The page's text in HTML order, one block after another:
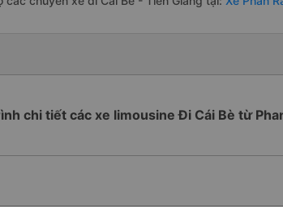
chi tiết các xe limousine Đi Cái Bè từ